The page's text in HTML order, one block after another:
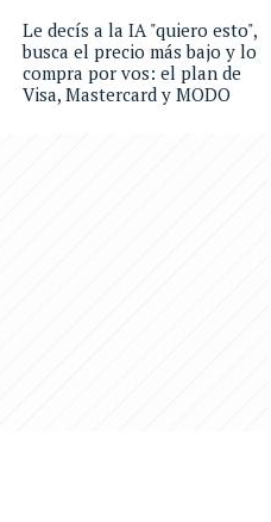
Le decís a la IA "quiero esto",
busca el precio más bajo y lo
compra por vos: el plan de
Visa, Mastercard y MODO